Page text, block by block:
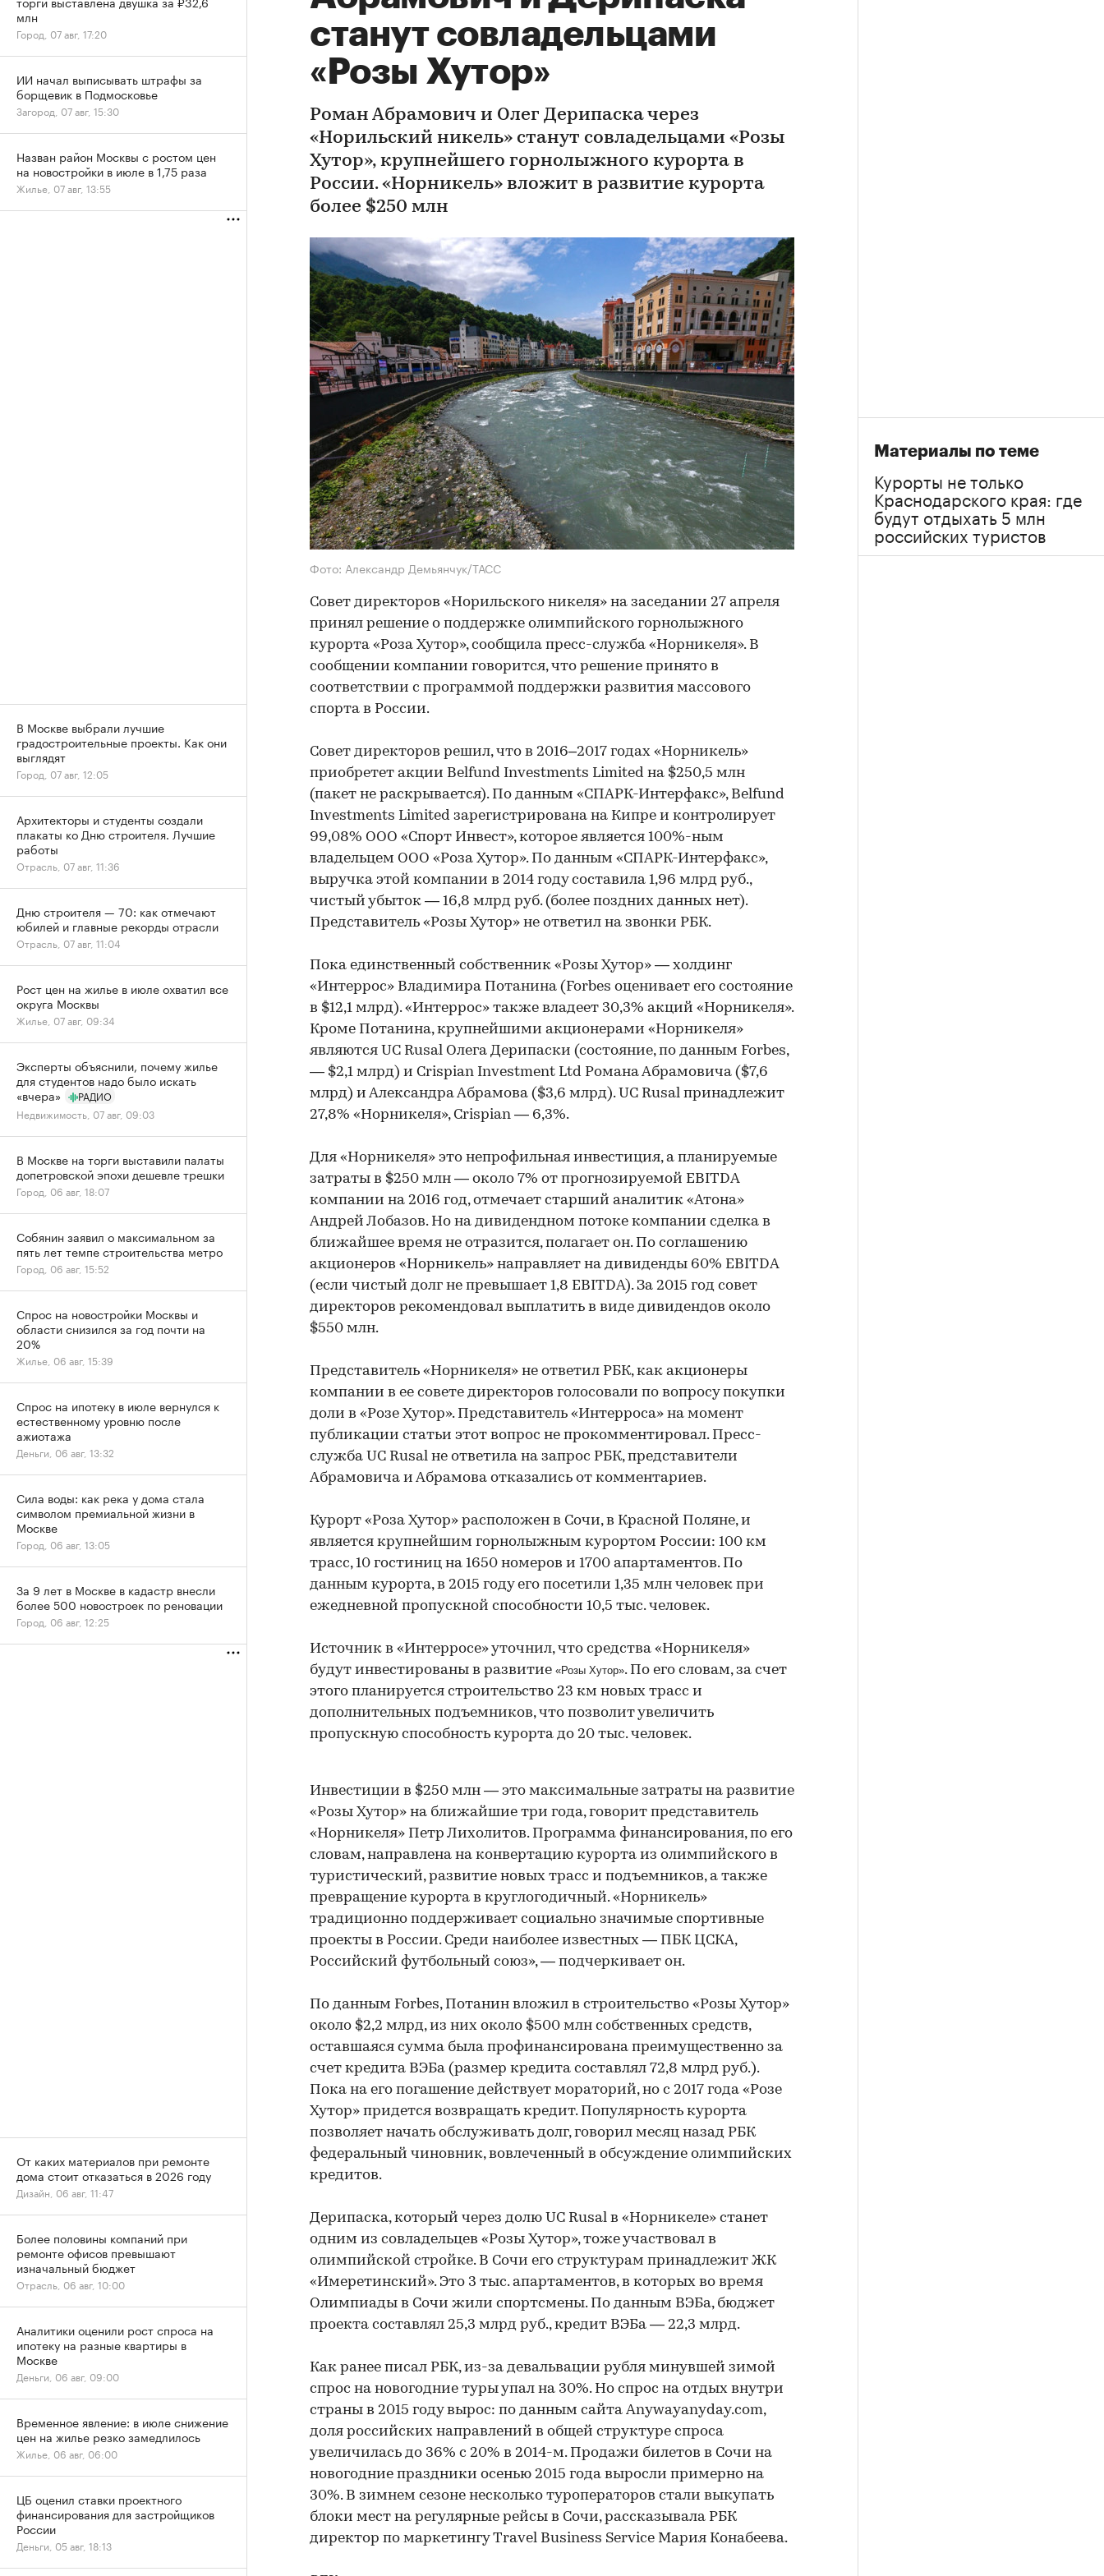
станут совладельцами
«Розы Хутор»
Роман Абрамович и Олег Дерипаска через
«Норильский никель» станут совладельцами «Розы
Хутор», крупнейшего горнолыжного курорта в
России. «Норникель» вложит в развитие курорта
более $250 млн
Фото: Александр Демьянчук/ТАСС
Совет директоров «Норильского никеля» на заседании 27 апреля
принял решение о поддержке олимпийского горнолыжного
курорта «Роза Хутор», сообщила пресс-служба «Норникеля». В
сообщении компании говорится, что решение принято в
соответствии с программой поддержки развития массового
спорта в России.
Совет директоров решил, что в 2016–2017 годах «Норникель»
приобретет акции Belfund Investments Limited на $250,5 млн
(пакет не раскрывается). По данным «СПАРК-Интерфакс», Belfund
Investments Limited зарегистрирована на Кипре и контролирует
99,08% ООО «Спорт Инвест», которое является 100%-ным
владельцем ООО «Роза Хутор». По данным «СПАРК-Интерфакс»,
выручка этой компании в 2014 году составила 1,96 млрд руб.,
чистый убыток — 16,8 млрд руб. (более поздних данных нет).
Представитель «Розы Хутор» не ответил на звонки РБК.
Пока единственный собственник «Розы Хутор» — холдинг
«Интеррос» Владимира Потанина (Forbes оценивает его состояние
в $12,1 млрд). «Интеррос» также владеет 30,3% акций «Норникеля».
Кроме Потанина, крупнейшими акционерами «Норникеля»
являются UС Rusal Олега Дерипаски (состояние, по данным Forbes,
— $2,1 млрд) и Crispian Investment Ltd Романа Абрамовича ($7,6
млрд) и Александра Абрамова ($3,6 млрд). UC Rusal принадлежит
27,8% «Норникеля», Crispian — 6,3%.
Для «Норникеля» это непрофильная инвестиция, а планируемые
затраты в $250 млн — около 7% от прогнозируемой EBITDA
компании на 2016 год, отмечает старший аналитик «Атона»
Андрей Лобазов. Но на дивидендном потоке компании сделка в
ближайшее время не отразится, полагает он. По соглашению
акционеров «Норникель» направляет на дивиденды 60% EBITDA
(если чистый долг не превышает 1,8 EBITDA). За 2015 год совет
директоров рекомендовал выплатить в виде дивидендов около
$550 млн.
Представитель «Норникеля» не ответил РБК, как акционеры
компании в ее совете директоров голосовали по вопросу покупки
доли в «Розе Хутор». Представитель «Интерроса» на момент
публикации статьи этот вопрос не прокомментировал. Пресс-
служба UС Rusal не ответила на запрос РБК, представители
Абрамовича и Абрамова отказались от комментариев.
Курорт «Роза Хутор» расположен в Сочи, в Красной Поляне, и
является крупнейшим горнолыжным курортом России: 100 км
трасс, 10 гостиниц на 1650 номеров и 1700 апартаментов. По
данным курорта, в 2015 году его посетили 1,35 млн человек при
ежедневной пропускной способности 10,5 тыс. человек.
Источник в «Интерросе» уточнил, что средства «Норникеля»
будут инвестированы в развитие «Розы Хутор». По его словам, за счет
этого планируется строительство 23 км новых трасс и
дополнительных подъемников, что позволит увеличить
пропускную способность курорта до 20 тыс. человек.
Инвестиции в $250 млн — это максимальные затраты на развитие
«Розы Хутор» на ближайшие три года, говорит представитель
«Норникеля» Петр Лихолитов. Программа финансирования, по его
словам, направлена на конвертацию курорта из олимпийского в
туристический, развитие новых трасс и подъемников, а также
превращение курорта в круглогодичный. «Норникель»
традиционно поддерживает социально значимые спортивные
проекты в России. Среди наиболее известных — ПБК ЦСКА,
Российский футбольный союз», — подчеркивает он.
По данным Forbes, Потанин вложил в строительство «Розы Хутор»
около $2,2 млрд, из них около $500 млн собственных средств,
оставшаяся сумма была профинансирована преимущественно за
счет кредита ВЭБа (размер кредита составлял 72,8 млрд руб.).
Пока на его погашение действует мораторий, но с 2017 года «Розе
Хутор» придется возвращать кредит. Популярность курорта
позволяет начать обслуживать долг, говорил месяц назад РБК
федеральный чиновник, вовлеченный в обсуждение олимпийских
кредитов.
Дерипаска, который через долю UC Rusal в «Норникеле» станет
одним из совладельцев «Розы Хутор», тоже участвовал в
олимпийской стройке. В Сочи его структурам принадлежит ЖК
«Имеретинский». Это 3 тыс. апартаментов, в которых во время
Олимпиады в Сочи жили спортсмены. По данным ВЭБа, бюджет
проекта составлял 25,3 млрд руб., кредит ВЭБа — 22,3 млрд.
Как ранее писал РБК, из-за девальвации рубля минувшей зимой
спрос на новогодние туры упал на 30%. Но спрос на отдых внутри
страны в 2015 году вырос: по данным сайта Anywayanyday.com,
доля российских направлений в общей структуре спроса
увеличилась до 36% с 20% в 2014-м. Продажи билетов в Сочи на
новогодние праздники осенью 2015 года выросли примерно на
30%. В зимнем сезоне несколько туроператоров стали выкупать
блоки мест на регулярные рейсы в Сочи, рассказывала РБК
директор по маркетингу Travel Business Service Мария Конабеева.
Материалы по теме
Курорты не только
Краснодарского края: где
будут отдыхать 5 млн
российских туристов
млн
Город, 07 авг, 17:20
ИИ начал выписывать штрафы за
борщевик в Подмосковье
Загород, 07 авг, 15:30
Назван район Москвы с ростом цен
на новостройки в июле в 1,75 раза
Жилье, 07 авг, 13:55
В Москве выбрали лучшие
градостроительные проекты. Как они
выглядят
Город, 07 авг, 12:05
Архитекторы и студенты создали
плакаты ко Дню строителя. Лучшие
работы
Отрасль, 07 авг, 11:36
Дню строителя — 70: как отмечают
юбилей и главные рекорды отрасли
Отрасль, 07 авг, 11:04
Рост цен на жилье в июле охватил все
округа Москвы
Жилье, 07 авг, 09:34
Эксперты объяснили, почему жилье
для студентов надо было искать
«вчера»
РАДИО
Недвижимость, 07 авг, 09:03
В Москве на торги выставили палаты
допетровской эпохи дешевле трешки
Город, 06 авг, 18:07
Собянин заявил о максимальном за
пять лет темпе строительства метро
Город, 06 авг, 15:52
Спрос на новостройки Москвы и
области снизился за год почти на
20%
Жилье, 06 авг, 15:39
Спрос на ипотеку в июле вернулся к
естественному уровню после
ажиотажа
Деньги, 06 авг, 13:32
Сила воды: как река у дома стала
символом премиальной жизни в
Москве
Город, 06 авг, 13:05
За 9 лет в Москве в кадастр внесли
более 500 новостроек по реновации
Город, 06 авг, 12:25
От каких материалов при ремонте
дома стоит отказаться в 2026 году
Дизайн, 06 авг, 11:47
Более половины компаний при
ремонте офисов превышают
изначальный бюджет
Отрасль, 06 авг, 10:00
Аналитики оценили рост спроса на
ипотеку на разные квартиры в
Москве
Деньги, 06 авг, 09:00
Временное явление: в июле снижение
цен на жилье резко замедлилось
Жилье, 06 авг, 06:00
ЦБ оценил ставки проектного
финансирования для застройщиков
России
Деньги, 05 авг, 18:13